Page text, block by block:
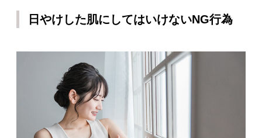
日やけした肌にしてはいけないNG行為